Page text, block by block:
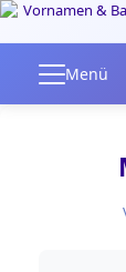
Skip to main
Menü